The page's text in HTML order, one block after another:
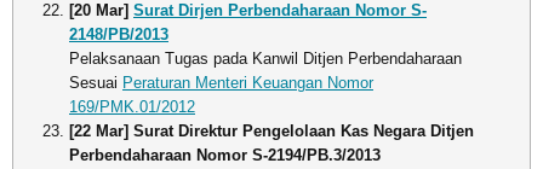
[20 Mar] Surat Dirjen Perbendaharaan Nomor S-
2148/PB/2013
Pelaksanaan Tugas pada Kanwil Ditjen Perbendaharaan
Sesuai Peraturan Menteri Keuangan Nomor
169/PMK.01/2012
[22 Mar] Surat Direktur Pengelolaan Kas Negara Ditjen
Perbendaharaan Nomor S-2194/PB.3/2013